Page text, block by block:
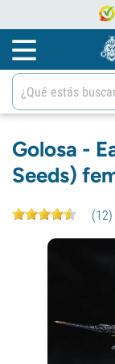
Golosa -
Seeds)
(12)